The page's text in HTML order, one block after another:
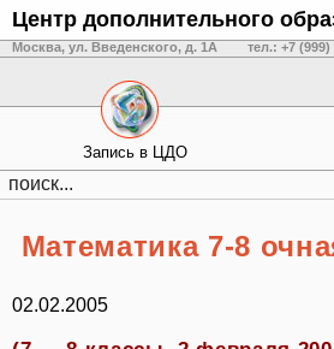
Центр дополнительного
Москва, ул. Введенского, д. 1А тел.: +7 (999)
Запись в ЦДО
Математика 7-8
02.02.2005